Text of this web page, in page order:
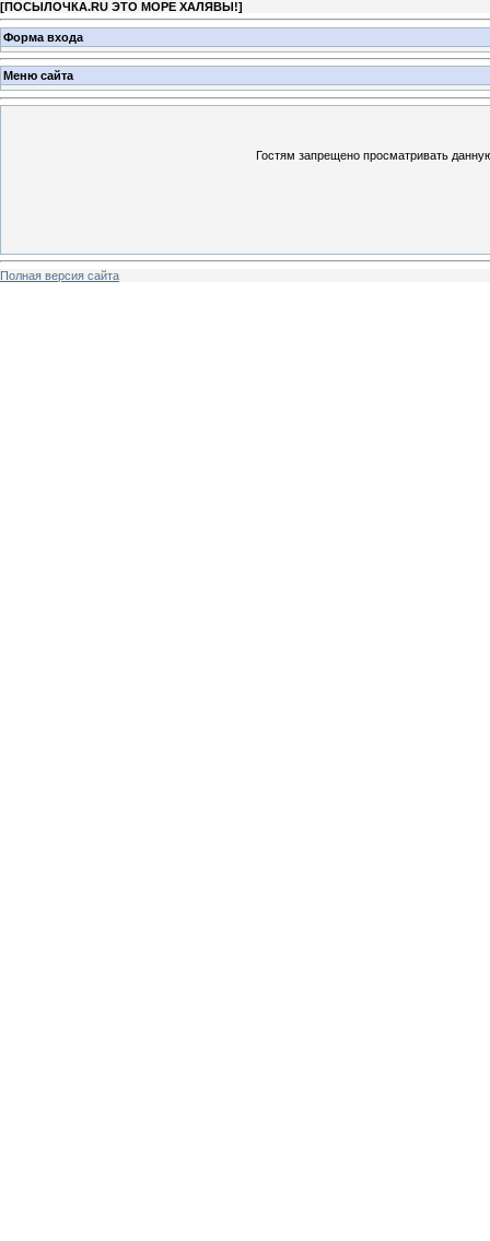
[ПОСЫЛОЧКА.RU ЭТО МОРЕ ХАЛЯВЫ!]
Форма входа
Меню сайта
Гостям запрещено просматривать
Полная версия сайта